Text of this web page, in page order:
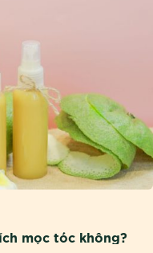
mọc tóc không?